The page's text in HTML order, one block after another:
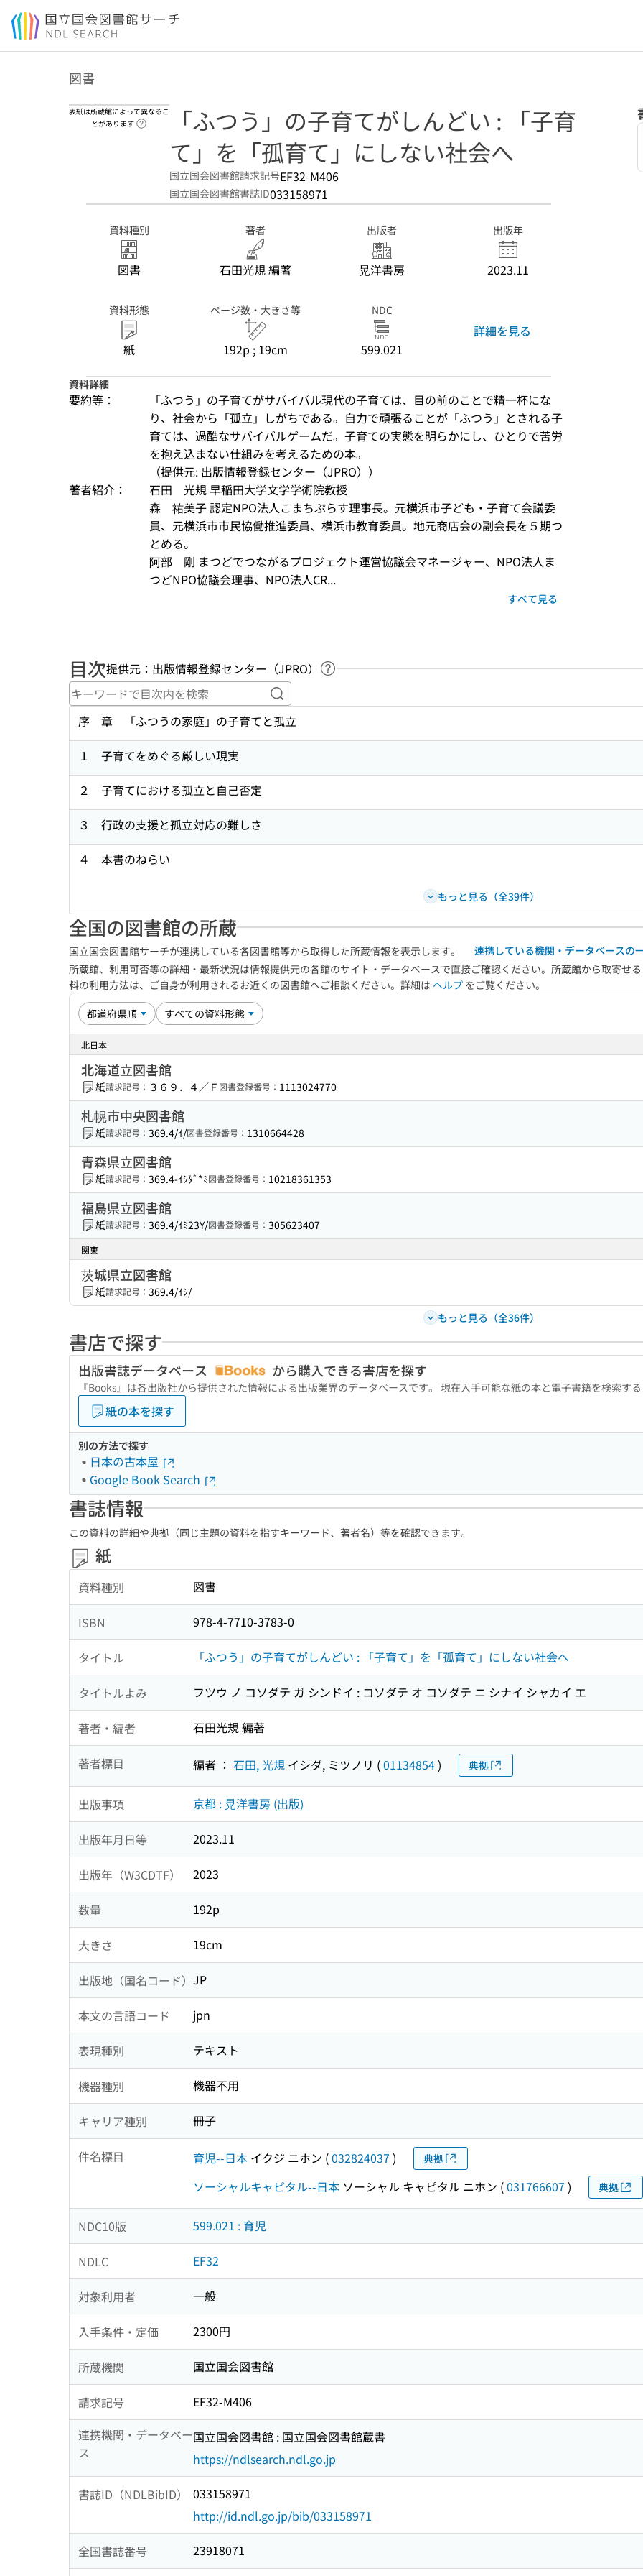
本文へ移動
図書
表紙は所蔵館によって異なるこ
とがあります
ヘルプページへのリンク
「ふつう」の子育てがしんどい : 「子育
て」を「孤育て」にしない社会へ
国立国会図書館請求記号EF32-M406
国立国会図書館書誌ID033158971
資料種別
図書
著者
石田光規 編著
出版者
晃洋書房
出版年
2023.11
資料形態
紙
ページ数・大きさ等
192p ; 19cm
NDC
599.021
詳細を見る
資料詳細
要約等：
「ふつう」の子育てがサバイバル現代の子育ては、目の前のことで精一杯にな
り、社会から「孤立」しがちである。自力で頑張ることが「ふつう」とされる子
育ては、過酷なサバイバルゲームだ。子育ての実態を明らかにし、ひとりで苦労
を抱え込まない仕組みを考えるための本。
（提供元: 出版情報登録センター（JPRO））
著者紹介：
石田　光規 早稲田大学文学学術院教授
森　祐美子 認定NPO法人こまちぷらす理事長。元横浜市子ども・子育て会議委
員、元横浜市市民協働推進委員、横浜市教育委員。地元商店会の副会長を５期つ
とめる。
阿部　剛 まつどでつながるプロジェクト運営協議会マネージャー、NPO法人ま
つどNPO協議会理事、NPO法人CR...
すべて見る
目次提供元：出版情報登録センター（JPRO）
ヘルプページへのリンク
キーワードで目次内を検索
序 章 「ふつうの家庭」の子育てと孤立
１ 子育てをめぐる厳しい現実
２ 子育てにおける孤立と自己否定
３ 行政の支援と孤立対応の難しさ
４ 本書のねらい
もっと見る（全39件）
全国の図書館の所蔵
国立国会図書館サーチが連携している各図書館等から取得した所蔵情報を表示します。
連携している機関・データベースの
所蔵館、利用可否等の詳細・最新状況は情報提供元の各館のサイト・データベースで直接ご確認ください。所蔵館から取寄せ
料の利用方法は、ご自身が利用されるお近くの図書館へご相談ください。詳細は ヘルプ をご覧ください。
北日本
北海道立図書館
紙請求記号： ３６９．４／Ｆ 図書登録番号： 1113024770
札幌市中央図書館
紙請求記号： 369.4/ｲ/図書登録番号： 1310664428
青森県立図書館
紙請求記号： 369.4-ｲｼﾀﾞ*ﾐ図書登録番号： 10218361353
福島県立図書館
紙請求記号： 369.4/ｲﾐ23Y/図書登録番号： 305623407
関東
茨城県立図書館
紙請求記号： 369.4/ｲｼ/
もっと見る（全36件）
書店で探す
出版書誌データベース から購入できる書店を探す
『Books』は各出版社から提供された情報による出版業界のデータベースです。 現在入手可能な紙の本と電子書籍を検索す
紙の本を探す
別の方法で探す
日本の古本屋
Google Book Search
書誌情報
この資料の詳細や典拠（同じ主題の資料を指すキーワード、著者名）等を確認できます。
紙
資料種別 図書
ISBN 978-4-7710-3783-0
タイトル 「ふつう」の子育てがしんどい : 「子育て」を「孤育て」にしない社会へ
タイトルよみ フツウ ノ コソダテ ガ シンドイ : コソダテ オ コソダテ ニ シナイ シャカイ エ
著者・編者 石田光規 編著
著者標目 編者 ： 石田, 光規 イシダ, ミツノリ (01134854) 典拠
出版事項 京都 : 晃洋書房 (出版)
出版年月日等 2023.11
出版年（W3CDTF） 2023
数量 192p
大きさ 19cm
出版地（国名コード） JP
本文の言語コード jpn
表現種別 テキスト
機器種別 機器不用
キャリア種別 冊子
件名標目 育児--日本 イクジ ニホン (032824037 ) 典拠
ソーシャルキャピタル--日本 ソーシャル キャピタル ニホン (031766607 ) 典拠
NDC10版 599.021 : 育児
NDLC EF32
対象利用者 一般
入手条件・定価 2300円
所蔵機関 国立国会図書館
請求記号
EF32-M406
連携機関・データベー
ス
国立国会図書館 : 国立国会図書館蔵書
https://ndlsearch.ndl.go.jp
書誌ID（NDLBibID）
033158971
http://id.ndl.go.jp/bib/033158971
全国書誌番号 23918071